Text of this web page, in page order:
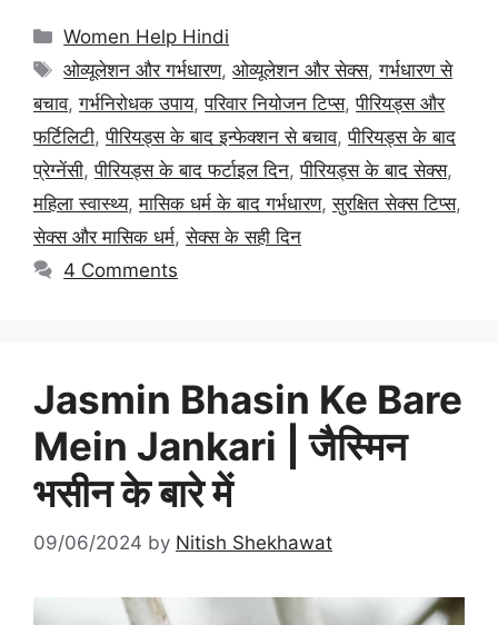
Categories
Women Help Hindi
Tags
ओव्यूलेशन और गर्भधारण,ओव्यूलेशन और सेक्स,गर्भधारण से
बचाव,गर्भनिरोधक उपाय,परिवार नियोजन टिप्स,पीरियड्स और
फर्टिलिटी,पीरियड्स के बाद इन्फेक्शन से बचाव,पीरियड्स के बाद
प्रेग्नेंसी,पीरियड्स के बाद फर्टाइल दिन,पीरियड्स के बाद सेक्स,
महिला स्वास्थ्य,मासिक धर्म के बाद गर्भधारण,सुरक्षित सेक्स टिप्स,
सेक्स और मासिक धर्म,सेक्स के सही दिन
4 Comments
Jasmin Bhasin Ke Bare
Mein Jankari | जैस्मिन
भसीन के बारे में
09/06/2024 by Nitish Shekhawat